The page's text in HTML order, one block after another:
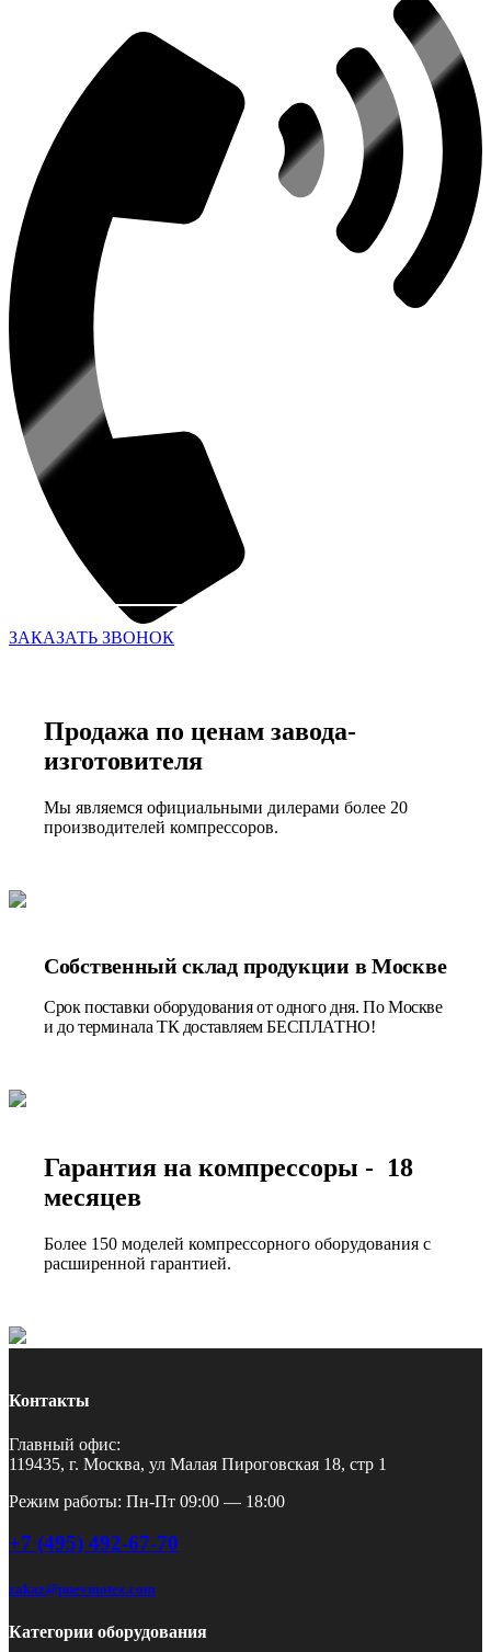
ЗАКАЗАТЬ ЗВОНОК
Продажа по ценам завода-
изготовителя
Мы являемся официальными дилерами более 20
производителей компрессоров.
Собственный склад продукции в Москве
Срок поставки оборудования от одного дня. По Москве
и до терминала ТК доставляем БЕСПЛАТНО!
Гарантия на компрессоры - 18
месяцев
Более 150 моделей компрессорного оборудования с
расширенной гарантией.
Контакты
Главный офис:
119435, г. Москва, ул Малая Пироговская 18, стр 1
Режим работы: Пн-Пт 09:00 — 18:00
+7 (495) 492-67-70
zakaz@pnevmotex.com
Категории оборудования